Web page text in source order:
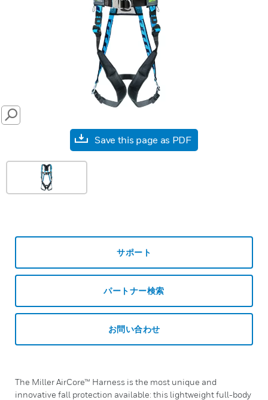
SEARCH
Save this page as PDF
サポート
パートナー検索
お問い合わせ
The Miller AirCore™ Harness is the most unique and
innovative fall protection available: this lightweight full-body